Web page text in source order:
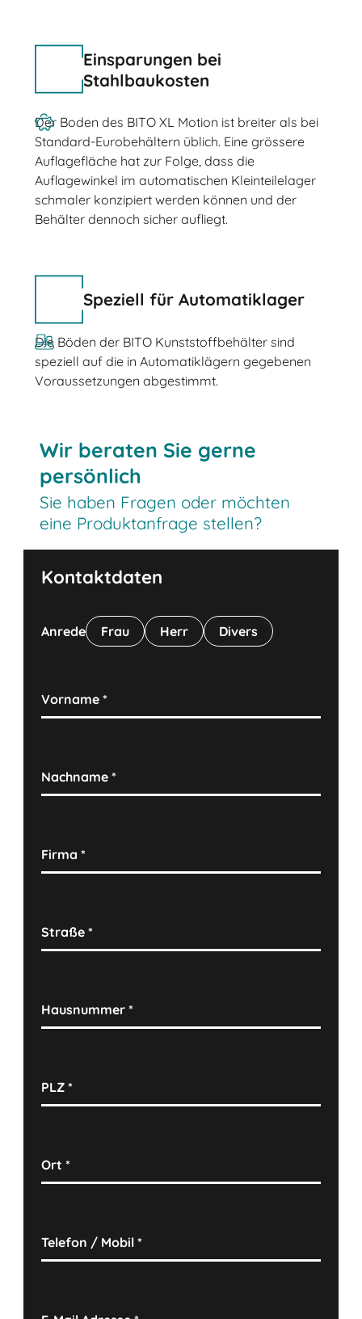
Einsparungen bei
Stahlbaukosten
Der Boden des BITO XL Motion ist breiter als bei
Standard-Eurobehältern üblich. Eine grössere
Auflagefläche hat zur Folge, dass die
Auflagewinkel im automatischen Kleinteilelager
schmaler konzipiert werden können und der
Behälter dennoch sicher aufliegt.
Speziell für Automatiklager
Die Böden der BITO Kunststoffbehälter sind
speziell auf die in Automatiklägern gegebenen
Voraussetzungen abgestimmt.
Wir beraten Sie gerne
persönlich
Sie haben Fragen oder möchten
eine Produktanfrage stellen?
Kontaktdaten
Anrede Frau Herr Divers
Vorname*
Nachname*
Firma*
Straße*
Hausnummer*
PLZ*
Ort*
Telefon / Mobil*